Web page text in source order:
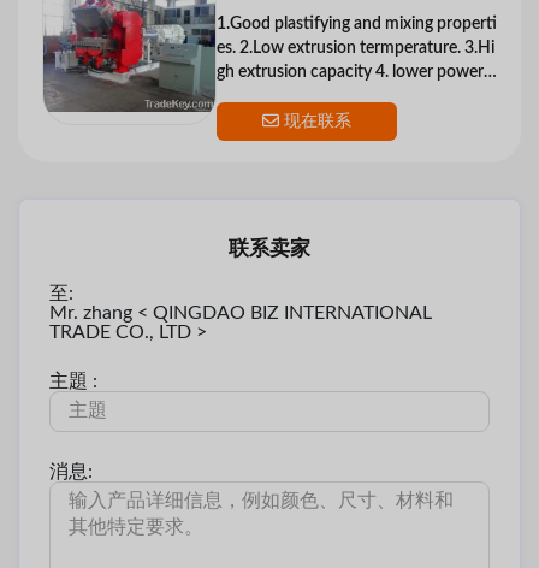
1.Good plastifying and mixing properti
es. 2.Low extrusion termperature. 3.Hi
gh extrusion capacity 4. lower power c
现在联系
联系卖家
至:
Mr. zhang < QINGDAO BIZ INTERNATIONAL
TRADE CO., LTD >
主題 :
消息: